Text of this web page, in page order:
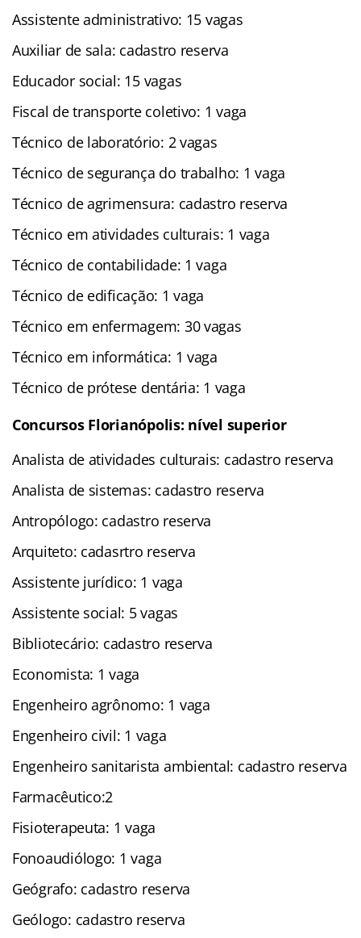
Assistente administrativo: 15 vagas
Auxiliar de sala: cadastro reserva
Educador social: 15 vagas
Fiscal de transporte coletivo: 1 vaga
Técnico de laboratório: 2 vagas
Técnico de segurança do trabalho: 1 vaga
Técnico de agrimensura: cadastro reserva
Técnico em atividades culturais: 1 vaga
Técnico de contabilidade: 1 vaga
Técnico de edificação: 1 vaga
Técnico em enfermagem: 30 vagas
Técnico em informática: 1 vaga
Técnico de prótese dentária: 1 vaga
Concursos Florianópolis: nível superior
Analista de atividades culturais: cadastro reserva
Analista de sistemas: cadastro reserva
Antropólogo: cadastro reserva
Arquiteto: cadasrtro reserva
Assistente jurídico: 1 vaga
Assistente social: 5 vagas
Bibliotecário: cadastro reserva
Economista: 1 vaga
Engenheiro agrônomo: 1 vaga
Engenheiro civil: 1 vaga
Engenheiro sanitarista ambiental: cadastro reserva
Farmacêutico:2
Fisioterapeuta: 1 vaga
Fonoaudiólogo: 1 vaga
Geógrafo: cadastro reserva
Geólogo: cadastro reserva